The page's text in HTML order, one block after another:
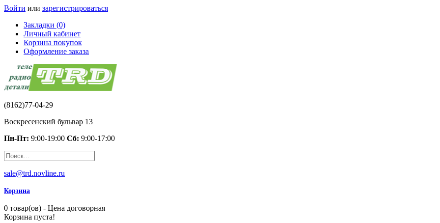
Войти или зарегистрироваться
Закладки (0)
Личный кабинет
Корзина покупок
Оформление заказа
(8162)77-04-29
Воскресенский бульвар 13
Пн-Пт: 9:00-19:00 Сб: 9:00-17:00
sale@trd.novline.ru
Корзина
0 товар(ов) - Цена договорная
Корзина пуста!